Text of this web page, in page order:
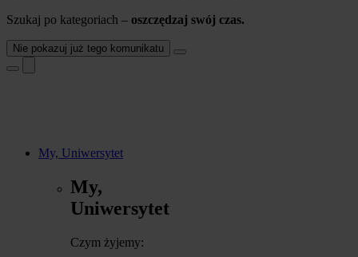
Szukaj po kategoriach – oszczędzaj swój czas.
Nie pokazuj już tego komunikatu
My, Uniwersytet
My,
Uniwersytet
Czym żyjemy: